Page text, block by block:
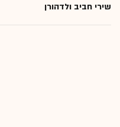
שירי חביב ולדהורן